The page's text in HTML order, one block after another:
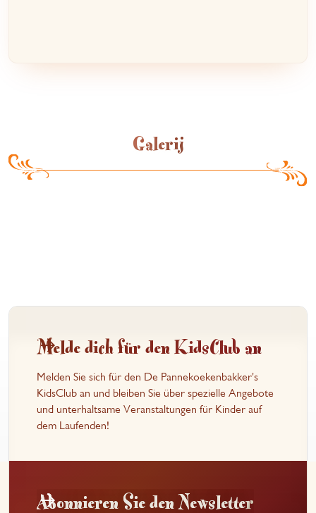
Galerij
Melde dich für den KidsClub an
Melden Sie sich für den De Pannekoekenbakker's
KidsClub an und bleiben Sie über spezielle Angebote
und unterhaltsame Veranstaltungen für Kinder auf
dem Laufenden!
Abonnieren Sie den Newsletter